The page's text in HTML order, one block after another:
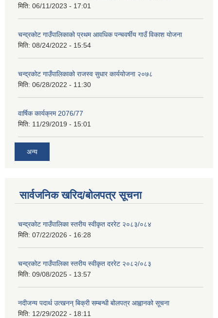
मिति: 06/11/2023 - 17:01
चन्द्रकोट गाउँपालिकाको प्रथम आवधिक पन्चवर्षीय गाउँ विकाश योजना
मिति: 08/24/2022 - 15:54
चन्द्रकोट गाउँपालिकाको राजस्व सुधार कार्ययोजना २०७८
मिति: 06/28/2022 - 11:30
वार्षिक कार्यक्रम 2076/77
मिति: 11/29/2019 - 15:01
अन्य
सार्वजनिक खरिद/बोलपत्र सूचना
चन्द्रकोट गाउँपालिका स्तरीय स्वीकृत दररेट २०८३/०८४
मिति: 07/22/2026 - 16:28
चन्द्रकोट गाउँपालिका स्तरीय स्वीकृत दररेट २०८२/०८३
मिति: 09/08/2025 - 13:57
नदीजन्य पदार्थ उत्खनन् बिक्री सम्बन्धी बोलपत्र आह्वानको सूचना
मिति: 12/29/2022 - 18:11